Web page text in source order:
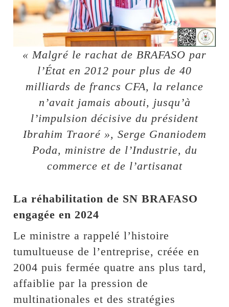
« Malgré le rachat de BRAFASO par
l’État en 2012 pour plus de 40
milliards de francs CFA, la relance
n’avait jamais abouti, jusqu’à
l’impulsion décisive du président
Ibrahim Traoré », Serge Gnaniodem
Poda, ministre de l’Industrie, du
commerce et de l’artisanat
La réhabilitation de SN BRAFASO
engagée en 2024
Le ministre a rappelé l’histoire
tumultueuse de l’entreprise, créée en
2004 puis fermée quatre ans plus tard,
affaiblie par la pression de
multinationales et des stratégies